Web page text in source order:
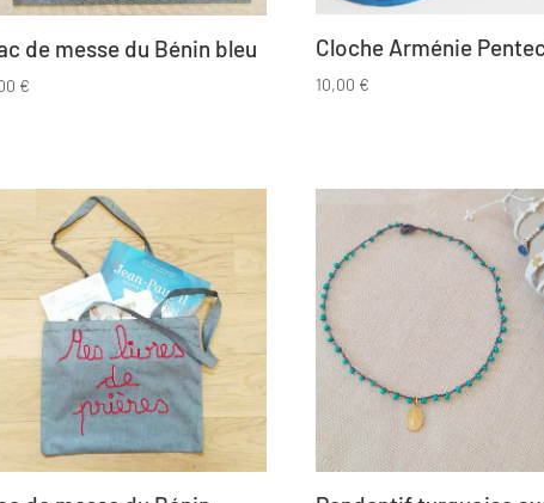
de messe du Bénin bleu
€
Cloche Arménie
10,00 €